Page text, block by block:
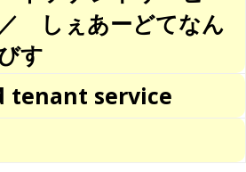
ぇあーどてなん
す
tenant service